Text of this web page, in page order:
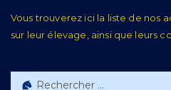
Vous trouverez ici la liste de nos
sur leur élevage, ainsi que leurs